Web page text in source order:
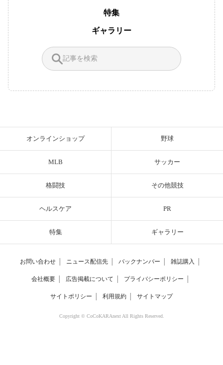
特集
ギャラリー
オンラインショップ 野球
MLB サッカー
格闘技 その他競技
ヘルスケア PR
特集 ギャラリー
お問い合わせ ニュース配信先 バックナンバー 雑誌購入
会社概要 広告掲載について プライバシーポリシー
サイトポリシー 利用規約 サイトマップ
Copyright © CoCoKARAnext All Rights Reserved.